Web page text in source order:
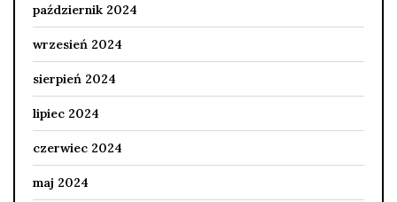
październik 2024
wrzesień 2024
sierpień 2024
lipiec 2024
czerwiec 2024
maj 2024